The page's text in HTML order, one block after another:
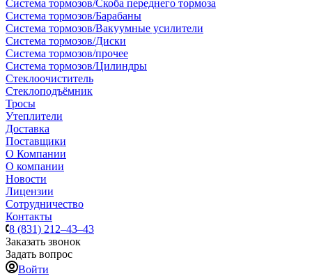
Система тормозов/Скоба переднего тормоза
Система тормозов/Барабаны
Система тормозов/Вакуумные усилители
Система тормозов/Диски
Система тормозов/прочее
Система тормозов/Цилиндры
Стеклоочиститель
Стеклоподъёмник
Тросы
Утеплители
Доставка
Поставщики
О Компании
О компании
Новости
Лицензии
Сотрудничество
Контакты
8 (831) 212–43–43
Заказать звонок
Задать вопрос
Войти